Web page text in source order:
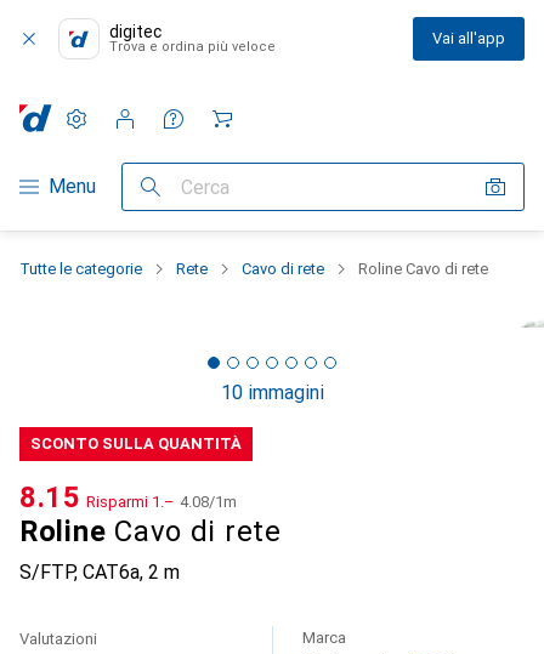
digitec
Trova e ordina più veloce Vai all'app
Categoria Navigazione
Menu Cerca
Impostazioni
Conto cliente
Liste di confronto
Liste dei desideri
Carrello
Tutte le categorie Rete Cavo di rete Roline Cavo di rete
10 immagini
SCONTO SULLA QUANTITÀ
Roline Cavo di rete
S/FTP, CAT6a, 2 m
CHF
8.15 Risparmi CHF
1.– CHF
4.08/1m
Valutazioni Marca